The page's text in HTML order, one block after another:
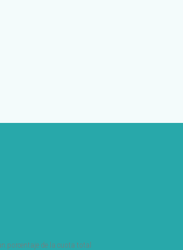
porcentaje de la cuota total